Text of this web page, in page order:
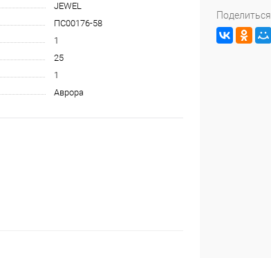
JEWEL
ПС00176-58
1
25
1
Аврора
Поделиться